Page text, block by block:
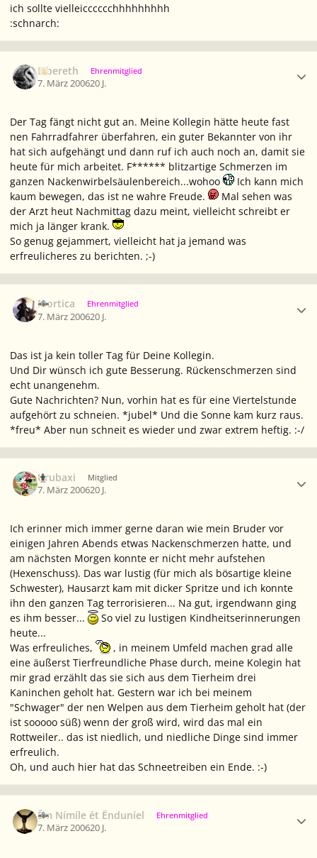
ich sollte vielleicccccchhhhhhhhh
:schnarch:
Elbereth Ehrenmitglied
7. März 200620 J.
Der Tag fängt nicht gut an. Meine Kollegin hätte heute fast
nen Fahrradfahrer überfahren, ein guter Bekannter von ihr
hat sich aufgehängt und dann ruf ich auch noch an, damit sie
heute für mich arbeitet. F****** blitzartige Schmerzen im
ganzen Nackenwirbelsäulenbereich...wohoo
Ich kann mich
kaum bewegen, das ist ne wahre Freude.
Mal sehen was
der Arzt heut Nachmittag dazu meint, vielleicht schreibt er
mich ja länger krank.
So genug gejammert, vielleicht hat ja jemand was
erfreulicheres zu berichten. ;-)
Mortica Ehrenmitglied
7. März 200620 J.
Das ist ja kein toller Tag für Deine Kollegin.
Und Dir wünsch ich gute Besserung. Rückenschmerzen sind
echt unangenehm.
Gute Nachrichten? Nun, vorhin hat es für eine Viertelstunde
aufgehört zu schneien. *jubel* Und die Sonne kam kurz raus.
*freu* Aber nun schneit es wieder und zwar extrem heftig. :-/
Urubaxi Mitglied
7. März 200620 J.
Ich erinner mich immer gerne daran wie mein Bruder vor
einigen Jahren Abends etwas Nackenschmerzen hatte, und
am nächsten Morgen konnte er nicht mehr aufstehen
(Hexenschuss). Das war lustig (für mich als bösartige kleine
Schwester), Hausarzt kam mit dicker Spritze und ich konnte
ihn den ganzen Tag terrorisieren... Na gut, irgendwann ging
es ihm besser...
So viel zu lustigen Kindheitserinnerungen
heute...
Was erfreuliches,
, in meinem Umfeld machen grad alle
eine äußerst Tierfreundliche Phase durch, meine Kolegin hat
mir grad erzählt das sie sich aus dem Tierheim drei
Kaninchen geholt hat. Gestern war ich bei meinem
"Schwager" der nen Welpen aus dem Tierheim geholt hat (der
ist sooooo süß) wenn der groß wird, wird das mal ein
Rottweiler.. das ist niedlich, und niedliche Dinge sind immer
erfreulich.
Oh, und auch hier hat das Schneetreiben ein Ende. :-)
Êm Nímíle ét Ënduníel Ehrenmitglied
7. März 200620 J.